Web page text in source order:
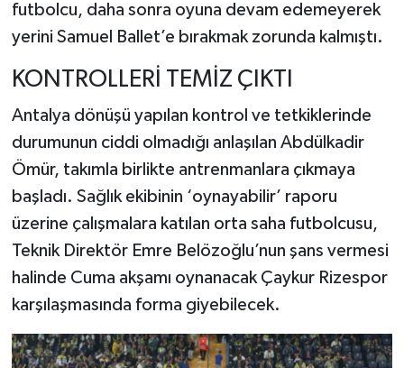
futbolcu, daha sonra oyuna devam edemeyerek
yerini Samuel Ballet’e bırakmak zorunda kalmıştı.
KONTROLLERİ TEMİZ ÇIKTI
Antalya dönüşü yapılan kontrol ve tetkiklerinde
durumunun ciddi olmadığı anlaşılan Abdülkadir
Ömür, takımla birlikte antrenmanlara çıkmaya
başladı. Sağlık ekibinin ‘oynayabilir’ raporu
üzerine çalışmalara katılan orta saha futbolcusu,
Teknik Direktör Emre Belözoğlu’nun şans vermesi
halinde Cuma akşamı oynanacak Çaykur Rizespor
karşılaşmasında forma giyebilecek.